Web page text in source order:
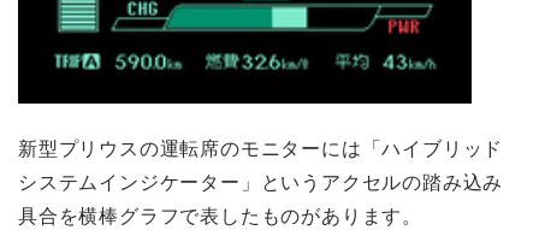
新型プリウスの運転席のモニターには「ハイブリッド
システムインジケーター」というアクセルの踏み込み
具合を横棒グラフで表したものがあります。